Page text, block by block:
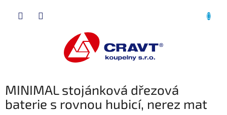
MINIMAL stojánková dřezová
baterie s rovnou hubicí, nerez mat